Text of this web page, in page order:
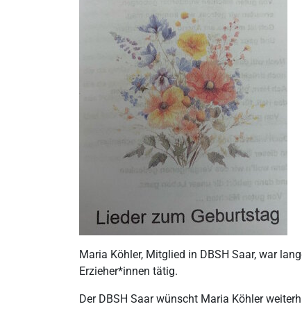
Maria Köhler, Mitglied in DBSH Saar, war
Erzieher*innen tätig.
Der DBSH Saar wünscht Maria Köhler